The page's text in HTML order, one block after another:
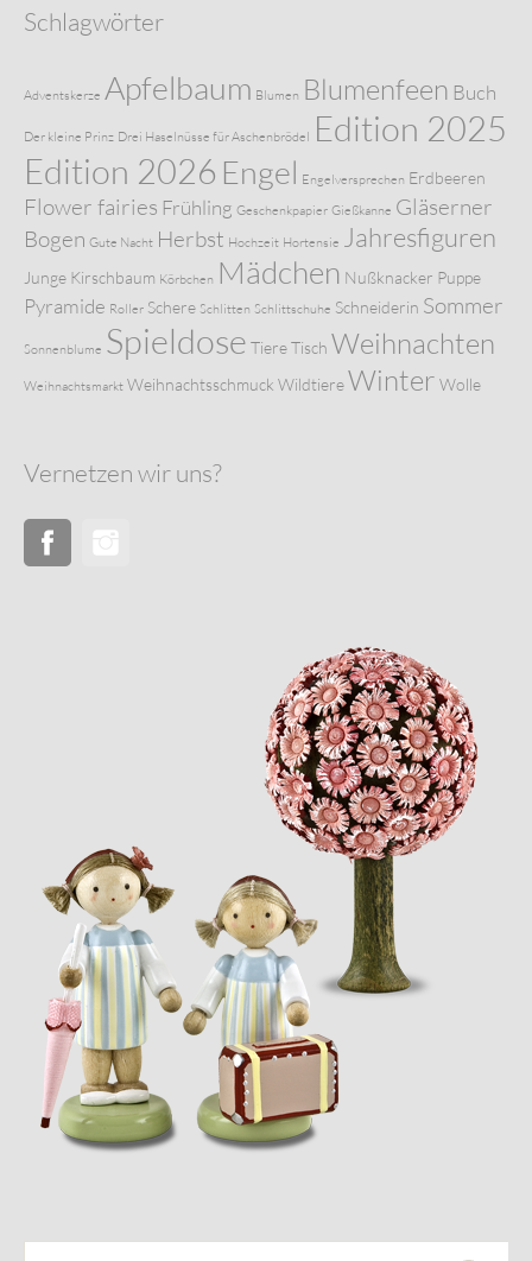
Schlagwörter
Adventskerze Apfelbaum Blumen Blumenfeen Buch
Der kleine Prinz Drei Haselnüsse für Aschenbrödel Edition 2025
Edition 2026 Engel Engelversprechen Erdbeeren
Flower fairies Frühling Geschenkpapier Gießkanne Gläserner
Bogen Gute Nacht Herbst Hochzeit Hortensie Jahresfiguren
Junge Kirschbaum Körbchen Mädchen Nußknacker Puppe
Pyramide Roller Schere Schlitten Schlittschuhe Schneiderin Sommer
Sonnenblume Spieldose TiereTisch Weihnachten
Weihnachtsmarkt Weihnachtsschmuck WildtiereWinter Wolle
Vernetzen wir uns?